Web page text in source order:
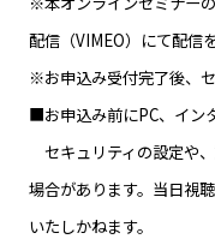
配信（VIMEO）にて配信
※お申込み受付完了後、
■お申込み前にPC、イン
セキュリティの設定や
場合があります。当日視
いたしかねます。